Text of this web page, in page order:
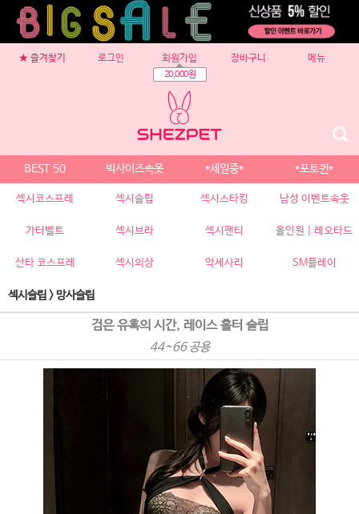
★ 즐겨찾기 로그인 회원가입
20,000원
장바구니 메뉴
BEST 50 빅사이즈속옷 *세일중* *포토퀸*
섹시코스프레 섹시슬립 섹시스타킹 남성 이벤트속옷
가터벨트 섹시브라 섹시팬티 올인원 | 레오타드
산타 코스프레 섹시의상 악세사리 SM플레이
섹시슬립 >망사슬립
검은 유혹의 시간, 레이스 홀터 슬립
44~66 공용